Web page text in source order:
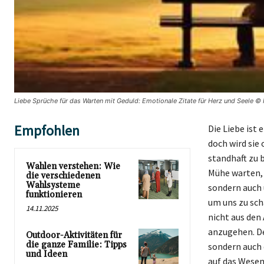
Liebe Sprüche für das Warten mit Geduld: Emotionale Zitate für Herz und Seele ©
Empfohlen
Wahlen verstehen: Wie
die verschiedenen
Wahlsysteme
funktionieren
14.11.2025
Outdoor-Aktivitäten für
die ganze Familie: Tipps
und Ideen
Die Liebe ist
doch wird sie
standhaft zu
Mühe
sondern
um uns zu
nicht aus
anzugehen.
sondern
auf das